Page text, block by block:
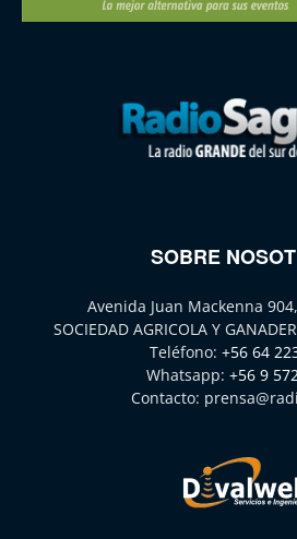
SOBRE
Avenida Juan Mackenna
SOCIEDAD AGRICOLA Y
Teléfono: +56 64
Whatsapp: +56 9
Contacto: